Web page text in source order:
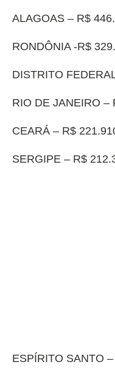
ALAGOAS – R$
RONDÔNIA -R$
DISTRITO
RIO DE JANEIRO –
CEARÁ – R$
SERGIPE – R$
ESPÍRITO SANTO